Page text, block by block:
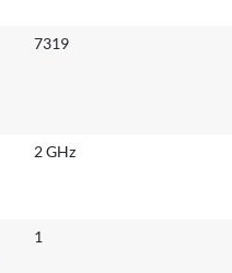
7319
2 GHz
1